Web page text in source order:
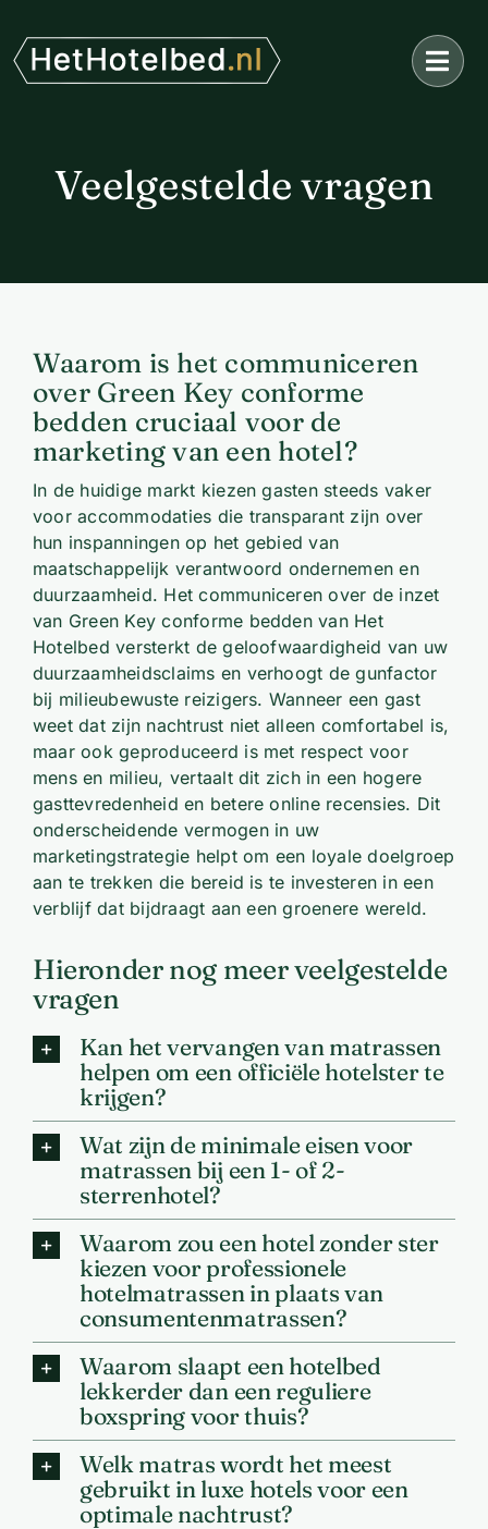
naar
inhoud
Veelgestelde vragen
Waarom is het communiceren
over Green Key conforme
bedden cruciaal voor de
marketing van een hotel?
In de huidige markt kiezen gasten steeds vaker
voor accommodaties die transparant zijn over
hun inspanningen op het gebied van
maatschappelijk verantwoord ondernemen en
duurzaamheid. Het communiceren over de inzet
van Green Key conforme bedden van Het
Hotelbed versterkt de geloofwaardigheid van uw
duurzaamheidsclaims en verhoogt de gunfactor
bij milieubewuste reizigers. Wanneer een gast
weet dat zijn nachtrust niet alleen comfortabel is,
maar ook geproduceerd is met respect voor
mens en milieu, vertaalt dit zich in een hogere
gasttevredenheid en betere online recensies. Dit
onderscheidende vermogen in uw
marketingstrategie helpt om een loyale doelgroep
aan te trekken die bereid is te investeren in een
verblijf dat bijdraagt aan een groenere wereld.
Hieronder nog meer veelgestelde
vragen
Kan het vervangen van matrassen
helpen om een officiële hotelster te
krijgen?
Wat zijn de minimale eisen voor
matrassen bij een 1- of 2-
sterrenhotel?
Waarom zou een hotel zonder ster
kiezen voor professionele
hotelmatrassen in plaats van
consumentenmatrassen?
Waarom slaapt een hotelbed
lekkerder dan een reguliere
boxspring voor thuis?
Welk matras wordt het meest
gebruikt in luxe hotels voor een
optimale nachtrust?